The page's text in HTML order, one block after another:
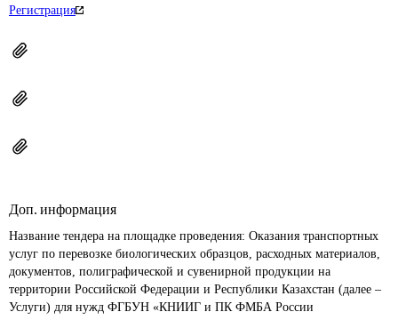
Регистрация
Доп. информация
Название тендера на площадке проведения: Оказания транспортных
услуг по перевозке биологических образцов, расходных материалов,
документов, полиграфической и сувенирной продукции на
территории Российской Федерации и Республики Казахстан (далее –
Услуги) для нужд ФГБУН «КНИИГ и ПК ФМБА России